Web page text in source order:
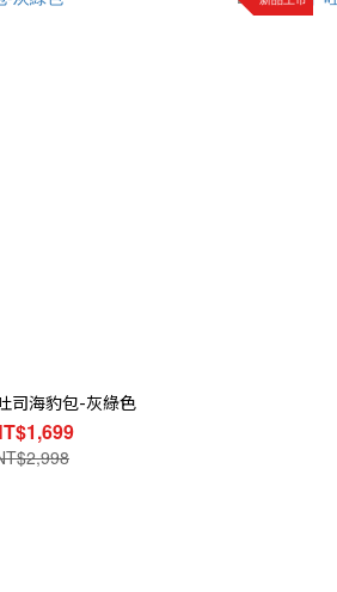
司海豹包-灰綠色